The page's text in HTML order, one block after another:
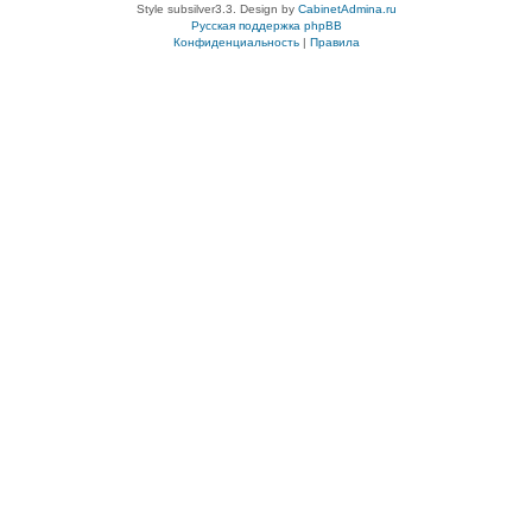
Style subsilver3.3. Design by CabinetAdmina.ru
Русская поддержка phpBB
Конфиденциальность| Правила